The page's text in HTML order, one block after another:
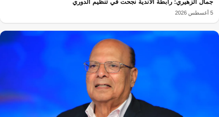
جمال الزهيري: رابطة الأندية نجحت في تنظيم الدوري
5 أغسطس 2026